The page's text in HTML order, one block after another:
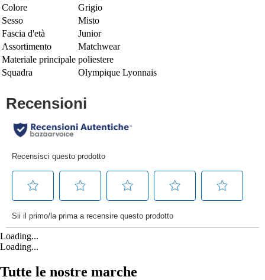
Colore
Grigio
Sesso
Misto
Fascia d'età
Junior
Assortimento
Matchwear
Materiale principale poliestere
Squadra
Olympique Lyonnais
Loading...
Loading...
Tutte le nostre marche